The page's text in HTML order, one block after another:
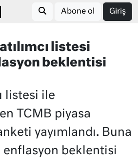
Abone ol Giriş
listesi
beklentisi
listesi ile
TCMB piyasa
yayımlandı. Buna
enflasyon beklentisi